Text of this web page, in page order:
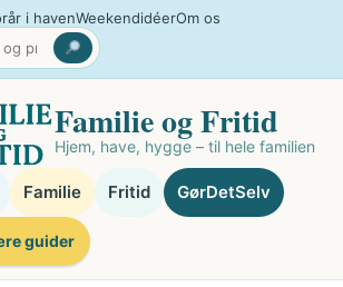
i havenWeekendidéerOm os
Familie og Fritid
Hjem, have, hygge – til hele familien
Familie Fritid GørDetSelv
guider